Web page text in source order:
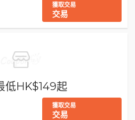
獲取交易
交易
低HK$149起
獲取交易
交易